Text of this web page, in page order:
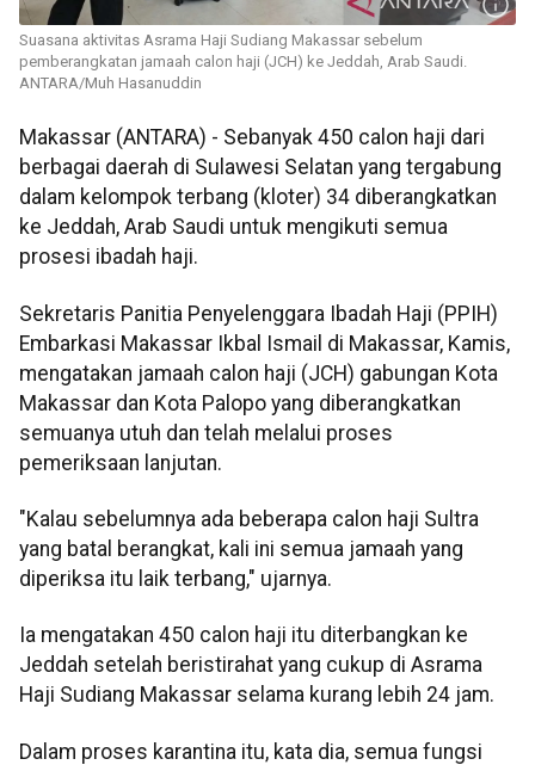
Suasana aktivitas Asrama Haji Sudiang Makassar sebelum
pemberangkatan jamaah calon haji (JCH) ke Jeddah, Arab Saudi.
ANTARA/Muh Hasanuddin
Makassar (ANTARA) - Sebanyak 450 calon haji dari
berbagai daerah di Sulawesi Selatan yang tergabung
dalam kelompok terbang (kloter) 34 diberangkatkan
ke Jeddah, Arab Saudi untuk mengikuti semua
prosesi ibadah haji.
Sekretaris Panitia Penyelenggara Ibadah Haji (PPIH)
Embarkasi Makassar Ikbal Ismail di Makassar, Kamis,
mengatakan jamaah calon haji (JCH) gabungan Kota
Makassar dan Kota Palopo yang diberangkatkan
semuanya utuh dan telah melalui proses
pemeriksaan lanjutan.
"Kalau sebelumnya ada beberapa calon haji Sultra
yang batal berangkat, kali ini semua jamaah yang
diperiksa itu laik terbang," ujarnya.
Ia mengatakan 450 calon haji itu diterbangkan ke
Jeddah setelah beristirahat yang cukup di Asrama
Haji Sudiang Makassar selama kurang lebih 24 jam.
Dalam proses karantina itu, kata dia, semua fungsi